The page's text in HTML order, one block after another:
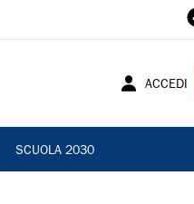
ACCEDI
SCUOLA 2030